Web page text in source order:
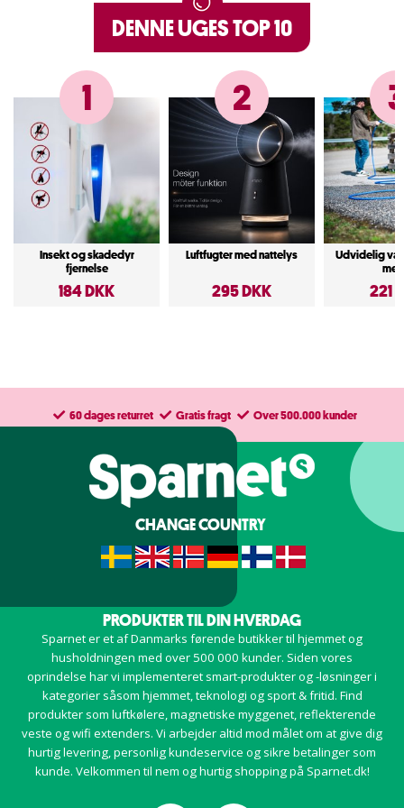
DENNE UGES TOP 10
1
Insekt og skadedyr
fjernelse
184 DKK
2
Luftfugter med nattelys
295 DKK
Udvidelig
221
60 dages returret Gratis fragt Over 500.000 kunder
CHANGE COUNTRY
PRODUKTER TIL DIN HVERDAG
Sparnet er et af Danmarks førende butikker til hjemmet og
husholdningen med over 500 000 kunder. Siden vores
oprindelse har vi implementeret smart-produkter og -løsninger i
kategorier såsom hjemmet, teknologi og sport & fritid. Find
produkter som luftkølere, magnetiske myggenet, reflekterende
veste og wifi extenders. Vi arbejder altid mod målet om at give dig
hurtig levering, personlig kundeservice og sikre betalinger som
kunde. Velkommen til nem og hurtig shopping på Sparnet.dk!